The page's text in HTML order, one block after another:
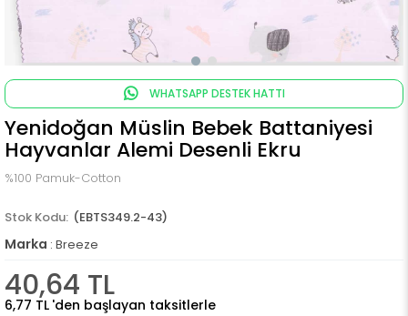
WHATSAPP DESTEK HATTI
Yenidoğan Müslin Bebek Battaniyesi
Hayvanlar Alemi Desenli Ekru
%100 Pamuk-Cotton
(EBTS349.2-43)
Marka : Breeze
40,64 TL
6,77 TL 'den başlayan taksitlerle